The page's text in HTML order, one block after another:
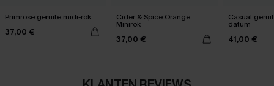
Primrose geruite midi-rok
37,00 €
Cider & Spice Orange
Minirok
37,00 €
Casual
datum
41,00 €